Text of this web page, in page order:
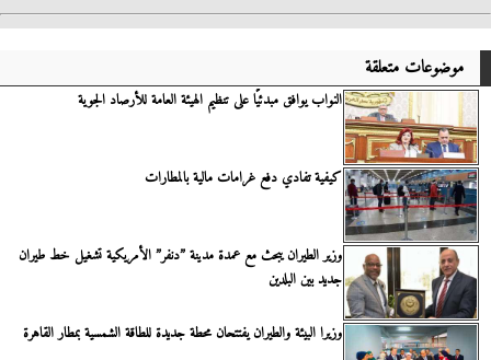
موضوعات متعلقة
النواب يوافق مبدئيًا على تنظيم الهيئة العامة للأرصاد الجوية
كيفية تفادي دفع غرامات مالية بالمطارات
وزير الطيران يبحث مع عمدة مدينة ”دنفر” الأمريكية تشغيل خط طيران
جديد بين البلدين
وزيرا البيئة والطيران يفتتحان محطة جديدة للطاقة الشمسية بمطار القاهرة